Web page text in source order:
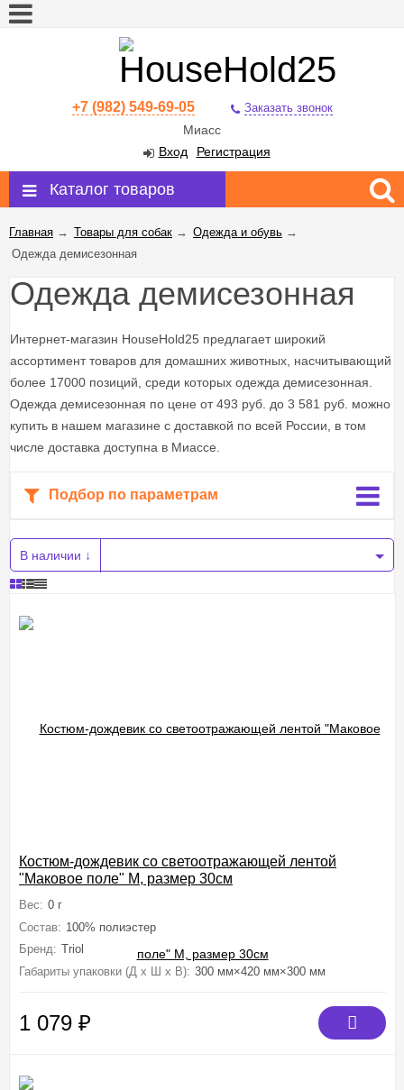
+7 (982) 549-69-05 Заказать звонок
Миасс
Вход
Регистрация
Каталог товаров
Главная → Товары для собак → Одежда и обувь →
Одежда демисезонная
Одежда демисезонная
Интернет-магазин HouseHold25 предлагает широкий
ассортимент товаров для домашних животных, насчитывающий
более 17000 позиций, среди которых одежда демисезонная.
Одежда демисезонная по цене от 493 руб. до 3 581 руб. можно
купить в нашем магазине с доставкой по всей России, в том
числе доставка доступна в Миассе.
Подбор по параметрам
В наличии
Костюм-дождевик со светоотражающей лентой
"Маковое поле" M, размер 30см
Вес: 0 г
Состав: 100% полиэстер
Бренд: Triol
Габариты упаковки (Д х Ш х В): 300 мм×420 мм×300 мм
1 079 ₽